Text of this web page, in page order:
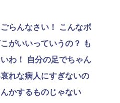
らんなさい！ こんなボ
がいいっていうの？ も
わ！ 自分の足でちゃん
れな病人にすぎないの
かするものじゃない